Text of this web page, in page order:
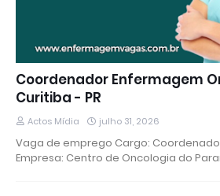
Coordenador Enfermagem
Curitiba - PR
Actos Mídia julho 31, 2026
Vaga de emprego Cargo:
Empresa: Centro de Oncologia do